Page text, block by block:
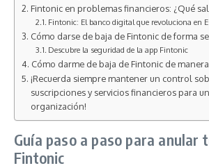
Fintonic en problemas financieros: ¿Qué
Fintonic: El banco digital que revoluciona en
Cómo darse de baja de Fintonic de forma
Descubre la seguridad de la app Fintonic
Cómo darme de baja de Fintonic de
¡Recuerda siempre mantener un control
suscripciones y servicios financieros para
organización!
Guía paso a paso para anular
Fintonic